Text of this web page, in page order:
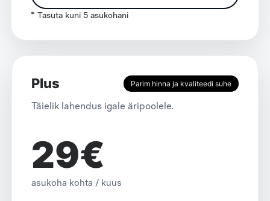
* Tasuta kuni 5 asukohani
Plus Parim hinna ja kvaliteedi suhe
Täielik lahendus igale äripoolele.
29€
asukoha kohta / kuus